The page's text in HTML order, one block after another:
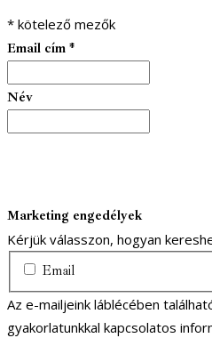
* kötelező mezők
Email cím *
Név
Marketing engedélyek
Kérjük válasszon, hogyan
Email
Az e-mailjeink láblécében
gyakorlatunkkal kapcsolatos